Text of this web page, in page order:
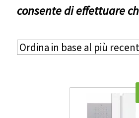
consente di effettuare